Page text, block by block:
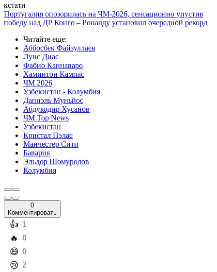
кстати
Португалия опозорилась на ЧМ-2026, сенсационно упустив
победу над ДР Конго – Роналду установил очередной рекорд
Читайте еще:
Аббосбек Файзуллаев
Луис Диас
Фабио Каннаваро
Хаминтон Кампас
ЧМ 2026
Узбекистан - Колумбия
Даниэль Муньйос
Абдукодир Хусанов
ЧМ Top News
Узбекистан
Кристал Пэлас
Манчестер Сити
Бавария
Эльдор Шомуродов
Колумбия
0
Комментировать
️👍 1
️🔥 0
️😄 0
️😢 2